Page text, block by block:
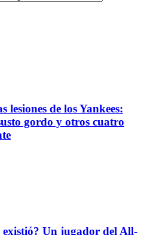
lesiones de los Yankees:
gordo y otros cuatro
Un jugador del All-